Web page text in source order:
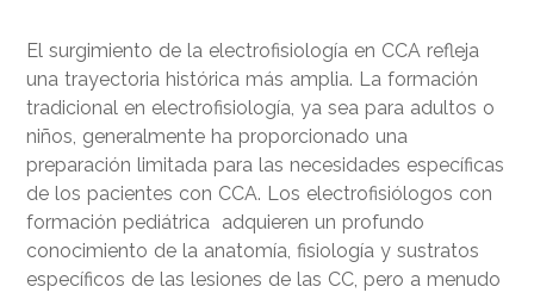
El surgimiento de la electrofisiología en CCA refleja
una trayectoria histórica más amplia. La formación
tradicional en electrofisiología, ya sea para adultos o
niños, generalmente ha proporcionado una
preparación limitada para las necesidades específicas
de los pacientes con CCA. Los electrofisiólogos con
formación pediátrica adquieren un profundo
conocimiento de la anatomía, fisiología y sustratos
específicos de las lesiones de las CC, pero a menudo